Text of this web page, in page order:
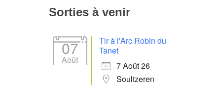
Sorties à venir
07
Août
Tir à l'Arc Robin du
Tanet
7 Août 26
Soultzeren